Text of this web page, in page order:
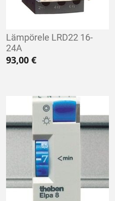
Lämpörele LRD22 16-
24A
93,00€